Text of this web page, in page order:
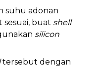
suhu adonan
sesuai, buat shell
silicon
tersebut dengan